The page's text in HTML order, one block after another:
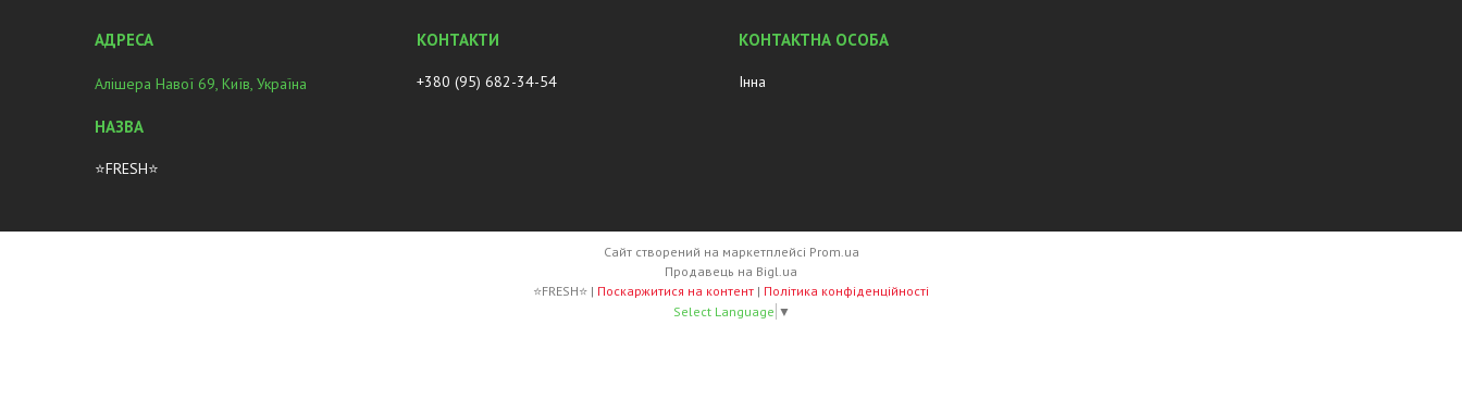
Алішера Навої 69, Київ, Україна
⭐FRESH⭐
+380 (95) 682-34-54 Інна
Сайт створений на маркетплейсі Prom.ua
Продавець на Bigl.ua
⭐FRESH⭐ | Поскаржитися на контент | Політика конфіденційності
Select Language ▼